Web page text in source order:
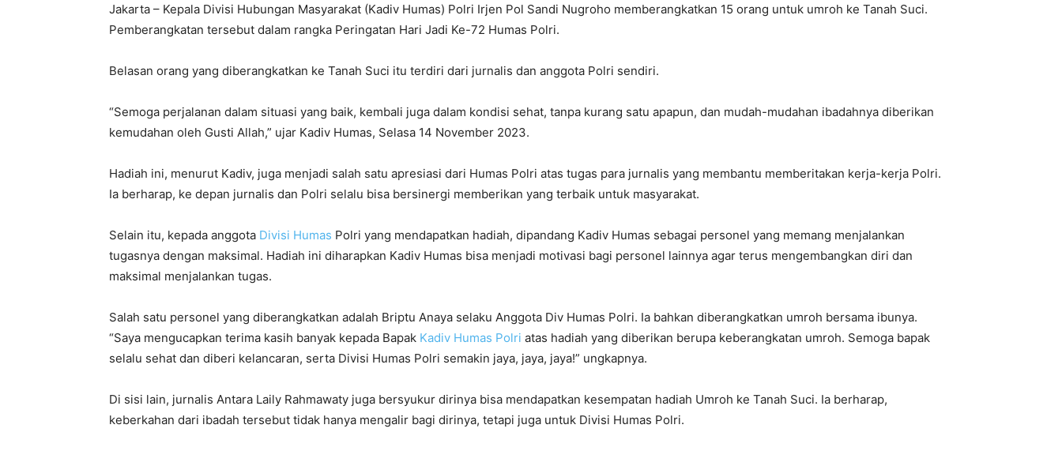
Jakarta – Kepala Divisi Hubungan Masyarakat (Kadiv Humas) Polri Irjen Pol Sandi Nugroho memberangkatkan 15 orang untuk umroh ke Tanah Suci.
Pemberangkatan tersebut dalam rangka Peringatan Hari Jadi Ke-72 Humas Polri.
Belasan orang yang diberangkatkan ke Tanah Suci itu terdiri dari jurnalis dan anggota Polri sendiri.
“Semoga perjalanan dalam situasi yang baik, kembali juga dalam kondisi sehat, tanpa kurang satu apapun, dan mudah-mudahan ibadahnya diberikan
kemudahan oleh Gusti Allah,” ujar Kadiv Humas, Selasa 14 November 2023.
Hadiah ini, menurut Kadiv, juga menjadi salah satu apresiasi dari Humas Polri atas tugas para jurnalis yang membantu memberitakan kerja-kerja Polri.
Ia berharap, ke depan jurnalis dan Polri selalu bisa bersinergi memberikan yang terbaik untuk masyarakat.
Selain itu, kepada anggota Divisi Humas Polri yang mendapatkan hadiah, dipandang Kadiv Humas sebagai personel yang memang menjalankan
tugasnya dengan maksimal. Hadiah ini diharapkan Kadiv Humas bisa menjadi motivasi bagi personel lainnya agar terus mengembangkan diri dan
maksimal menjalankan tugas.
Salah satu personel yang diberangkatkan adalah Briptu Anaya selaku Anggota Div Humas Polri. Ia bahkan diberangkatkan umroh bersama ibunya.
“Saya mengucapkan terima kasih banyak kepada Bapak Kadiv Humas Polri atas hadiah yang diberikan berupa keberangkatan umroh. Semoga bapak
selalu sehat dan diberi kelancaran, serta Divisi Humas Polri semakin jaya, jaya, jaya!” ungkapnya.
Di sisi lain, jurnalis Antara Laily Rahmawaty juga bersyukur dirinya bisa mendapatkan kesempatan hadiah Umroh ke Tanah Suci. Ia berharap,
keberkahan dari ibadah tersebut tidak hanya mengalir bagi dirinya, tetapi juga untuk Divisi Humas Polri.